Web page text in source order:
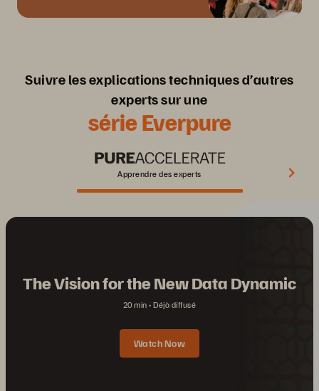
Suivre les explications techniques d’autres
experts sur une
série Everpure
Apprendre des experts
The Vision for the New Data Dynamic
20 min Déjà diffusé
Watch Now